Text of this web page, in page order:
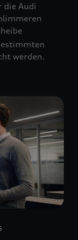
die Audi
werden.